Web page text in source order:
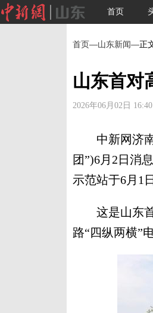
首页
首页—山东新闻—正
山东首对
2026年06月02日
中新网济南6
团”)6月2日消
示范站于6月1
这是山东首
路“四纵两横”